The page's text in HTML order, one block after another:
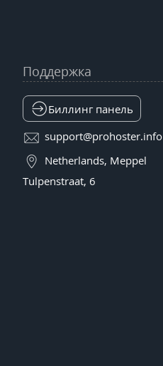
Поддержка
Биллинг панель
support@prohoster.info
Netherlands, Meppel
Tulpenstraat, 6